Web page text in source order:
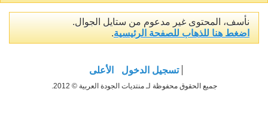
نأسف، المحتوى غير مدعوم من ستايل الجوال.
اضغط هنا للذهاب للصفحة الرئيسية.
تسجيل الدخول الأعلى
جميع الحقوق محفوظة لـ منتديات الجودة العربية © 2012.